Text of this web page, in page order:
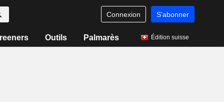
Connexion S'abonner
Outils Palmarès Édition suisse